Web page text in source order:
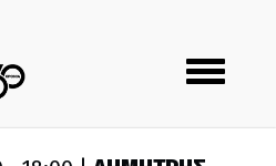
Toggle
navigation